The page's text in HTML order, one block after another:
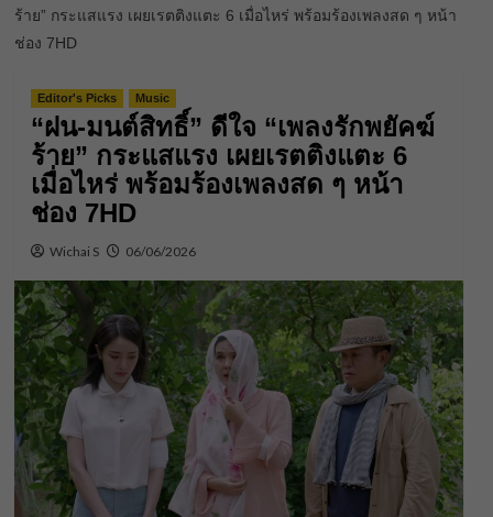
ร้าย” กระแสแรง เผยเรตติงแตะ 6 เมื่อไหร่ พร้อมร้องเพลงสด ๆ หน้า
ช่อง 7HD
Editor's Picks Music
“ฝน-มนต์สิทธิ์” ดีใจ “เพลงรักพยัคฆ์
ร้าย” กระแสแรง เผยเรตติงแตะ 6
เมื่อไหร่ พร้อมร้องเพลงสด ๆ หน้า
ช่อง 7HD
Wichai S 06/06/2026